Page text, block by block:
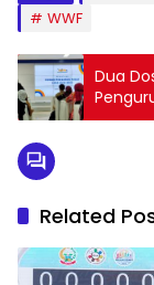
WWF
Dua
Related